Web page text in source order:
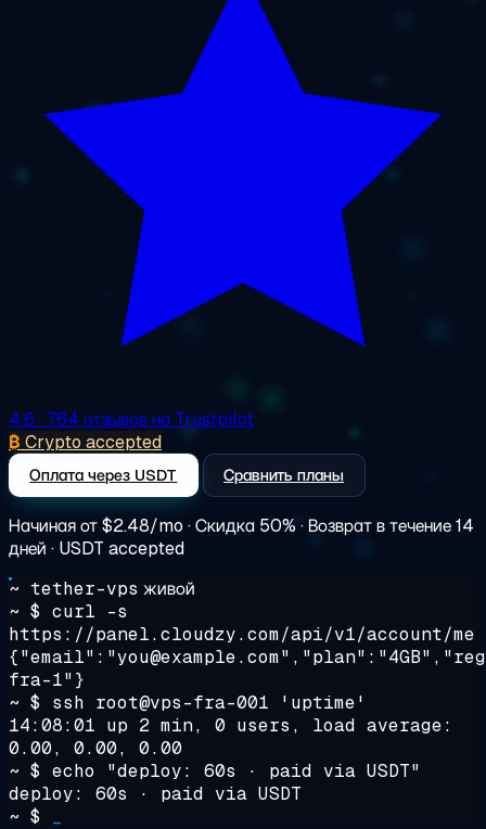
4.6 · 764 отзывов на Trustpilot
₿ Crypto accepted
Оплата через USDT Сравнить планы
Начиная от$2.48/mo · Скидка 50% · Возврат в течение 14
дней · USDT accepted
~ tether-vps живой
~ $ curl -s
https://panel.cloudzy.com/api/v1/account/me
fra-1"}
~ $
ssh root@vps-fra-001 'uptime'
14:08:01 up 2 min, 0 users, load average:
0.00, 0.00, 0.00
~ $ echo "deploy: 60s · paid via USDT"
deploy: 60s · paid via USDT
~ $